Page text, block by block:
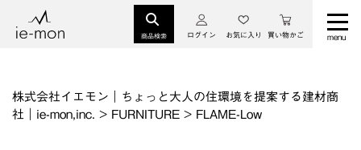
商品検索 ログイン お気に入り 買い物かご
株式会社イエモン｜ちょっと大人の住環境を提案する建材商
社｜ie-mon,inc. > FURNITURE > FLAME-Low